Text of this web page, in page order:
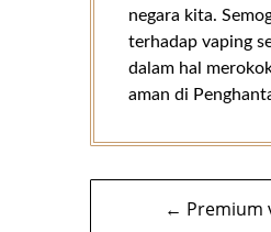
negara kita.
terhadap vaping
dalam hal
aman di
Navigasi← Premium